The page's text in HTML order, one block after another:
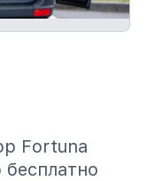
Fortuna
бесплатно